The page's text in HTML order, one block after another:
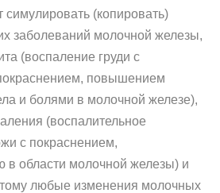
симулировать (копировать)
заболеваний молочной железы,
(воспаление груди с
повышением
и болями в молочной железе),
(воспалительное
с покраснением,
в области молочной железы) и
любые изменения молочных